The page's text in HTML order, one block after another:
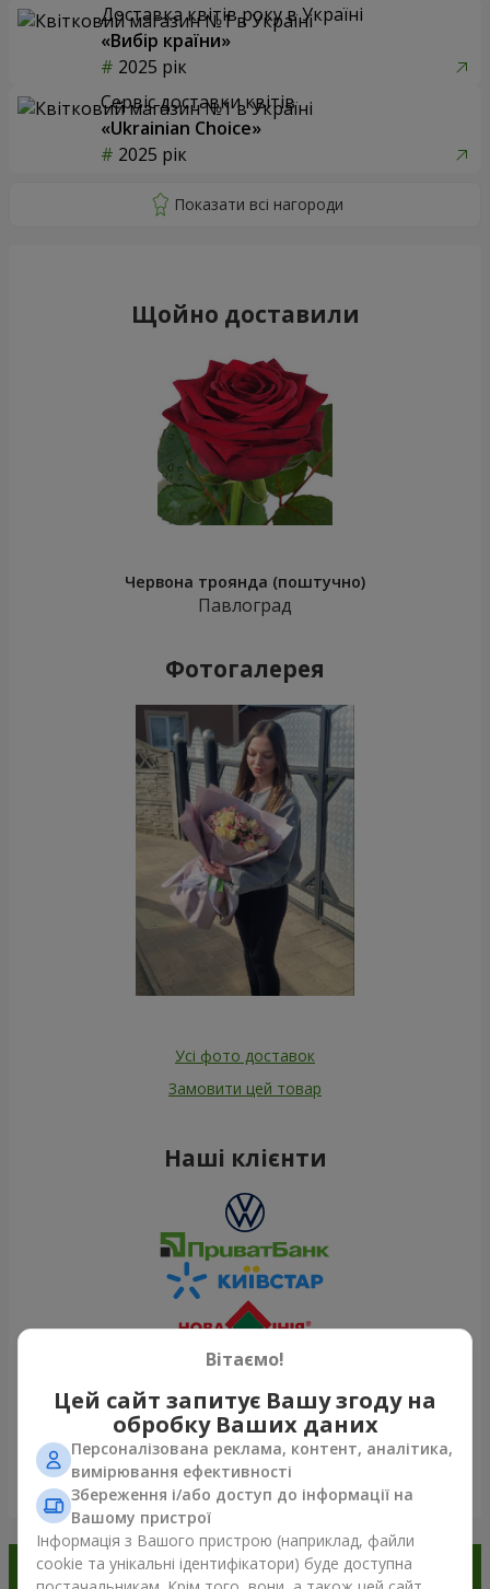
Доставка квітів року в Україні
«Вибір країни»
2025 рік
Сервіс доставки квітів
«Ukrainian Choice»
2025 рік
Щойно доставили
Червона троянда (поштучно)
Павлоград
Фотогалерея
Усі фото доставок
Замовити цей товар
Наші клієнти
Переглянути все
Замовляйте в додатку
Вітаємо!
Цей сайт запитує Вашу згоду на
обробку Ваших даних
Персоналізована реклама, контент, аналітика,
вимірювання ефективності
Збереження і/або доступ до інформації на
Вашому пристрої
Інформація з Вашого пристрою (наприклад, файли
cookie та унікальні ідентифікатори) буде доступна